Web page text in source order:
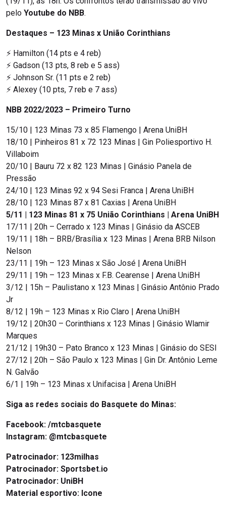
pelo Youtube do NBB.
Destaques – 123 Minas x União Corinthians
⚡ Hamilton (14 pts e 4 reb)
⚡ Gadson (13 pts, 8 reb e 5 ass)
⚡ Johnson Sr. (11 pts e 2 reb)
⚡ Alexey (10 pts, 7 reb e 7 ass)
NBB 2022/2023 – Primeiro Turno
15/10 | 123 Minas 73 x 85 Flamengo | Arena UniBH
18/10 | Pinheiros 81 x 72 123 Minas | Gin Poliesportivo H.
Villaboim
20/10 | Bauru 72 x 82 123 Minas | Ginásio Panela de
Pressão
24/10 | 123 Minas 92 x 94 Sesi Franca | Arena UniBH
28/10 | 123 Minas 87 x 81 Caxias | Arena UniBH
5/11 | 123 Minas 81 x 75 União Corinthians | Arena UniBH
17/11 | 20h – Cerrado x 123 Minas | Ginásio da ASCEB
19/11 | 18h – BRB/Brasília x 123 Minas | Arena BRB Nilson
Nelson
23/11 | 19h – 123 Minas x São José | Arena UniBH
29/11 | 19h – 123 Minas x F.B. Cearense | Arena UniBH
3/12 | 15h – Paulistano x 123 Minas | Ginásio Antônio Prado
Jr
8/12 | 19h – 123 Minas x Rio Claro | Arena UniBH
19/12 | 20h30 – Corinthians x 123 Minas | Ginásio Wlamir
Marques
21/12 | 19h30 – Pato Branco x 123 Minas | Ginásio do SESI
27/12 | 20h – São Paulo x 123 Minas | Gin Dr. Antônio Leme
N. Galvão
6/1 | 19h – 123 Minas x Unifacisa | Arena UniBH
Siga as redes sociais do Basquete do Minas:
Facebook: /mtcbasquete
Instagram: @mtcbasquete
Patrocinador: 123milhas
Patrocinador: Sportsbet.io
Patrocinador: UniBH
Material esportivo: Icone